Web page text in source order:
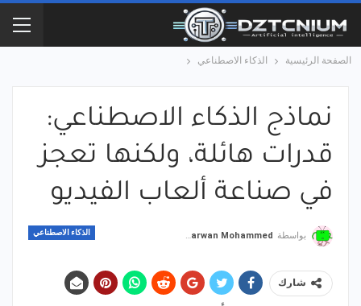
الصفحة الرئيسية الذكاء الاصطناعي
نماذج الذكاء الاصطناعي:
قدرات هائلة، ولكنها تعجز
في صناعة ألعاب الفيديو
الذكاء الاصطناعي بواسطة Marwan Mohammed
شارك